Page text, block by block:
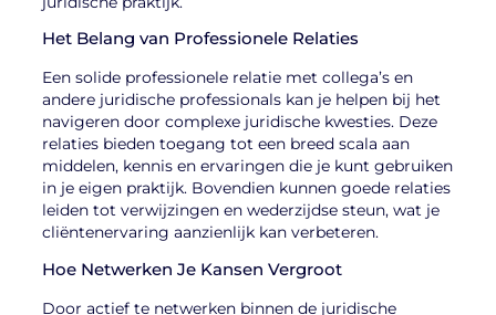
Het Belang van Professionele Relaties
Een solide professionele relatie met collega’s en
andere juridische professionals kan je helpen bij het
navigeren door complexe juridische kwesties. Deze
relaties bieden toegang tot een breed scala aan
middelen, kennis en ervaringen die je kunt gebruiken
in je eigen praktijk. Bovendien kunnen goede relaties
leiden tot verwijzingen en wederzijdse steun, wat je
cliëntenervaring aanzienlijk kan verbeteren.
Hoe Netwerken Je Kansen Vergroot
Door actief te netwerken binnen de juridische